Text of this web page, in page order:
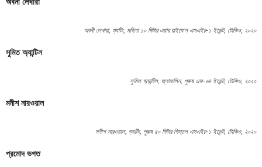
অবনী লেখারা, শ্যুটিং, মহিলা ১০ মিটার এয়ার রাইফেল এসএইচ-১ ইভেন্ট, টোকিও, ২০২০
সুমিত অ্যান্টিল
সুমিত অ্যান্টিল, জ্যাভলিন, পুরুষ এফ-৬৪ ইভেন্ট, টোকিও, ২০২০
মনীশ নারওয়াল
মনীশ নারওয়াল, শ্যুটিং, পুরুষ ৫০ মিটার পিস্তল এসএইচ-১ ইভেন্ট, টোকিও, ২০২০
প্রমোদ ভগত